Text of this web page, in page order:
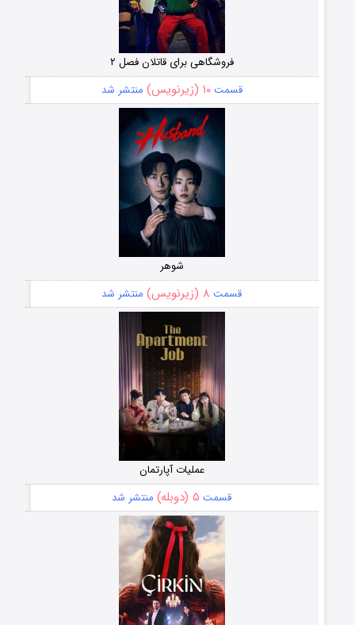
فروشگاهی برای قاتلان فصل ۲
قسمت۱۰ (زیرنویس) منتشر شد
شوهر
قسمت ۸ (زیرنویس) منتشر شد
عملیات آپارتمان
قسمت ۵ (دوبله) منتشر شد